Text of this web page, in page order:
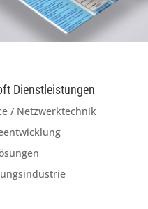
Dienstleistungen
/ Netzwerktechnik